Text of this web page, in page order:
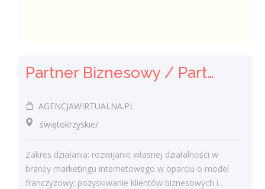
Partner Biznesowy / Partnerka Biznesowa – agencja marketingu online
AGENCJAWIRTUALNA.PL
świętokrzyskie/
Zakres działania: rozwijanie własnej działalności w
branży marketingu internetowego w oparciu o model
franczyzowy; pozyskiwanie klientów biznesowych i...